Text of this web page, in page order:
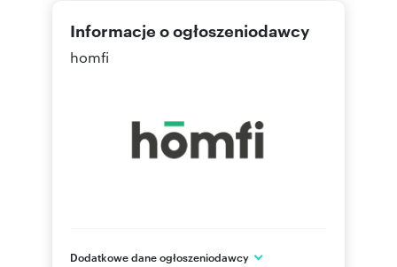
Informacje o ogłoszeniodawcy
homfi
Dodatkowe dane ogłoszeniodawcy